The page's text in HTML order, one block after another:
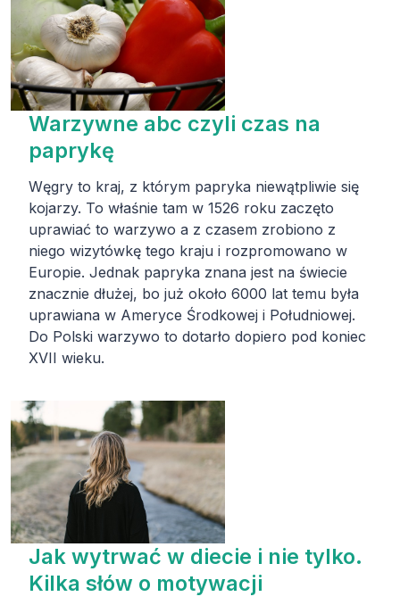
Warzywne abc czyli czas na
paprykę
Węgry to kraj, z którym papryka niewątpliwie się
kojarzy. To właśnie tam w 1526 roku zaczęto
uprawiać to warzywo a z czasem zrobiono z
niego wizytówkę tego kraju i rozpromowano w
Europie. Jednak papryka znana jest na świecie
znacznie dłużej, bo już około 6000 lat temu była
uprawiana w Ameryce Środkowej i Południowej.
Do Polski warzywo to dotarło dopiero pod koniec
XVII wieku.
Jak wytrwać w diecie i nie tylko.
Kilka słów o motywacji